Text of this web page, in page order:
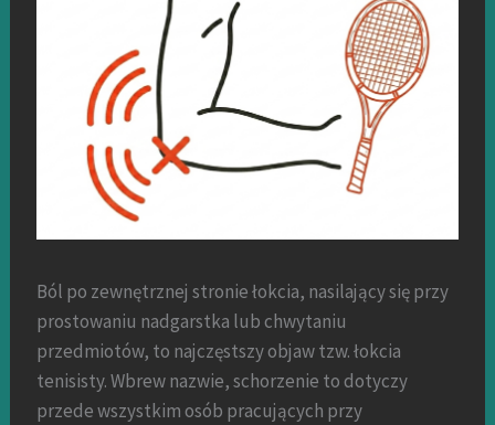
Ból po zewnętrznej stronie łokcia, nasilający się przy
prostowaniu nadgarstka lub chwytaniu
przedmiotów, to najczęstszy objaw tzw. łokcia
tenisisty. Wbrew nazwie, schorzenie to dotyczy
przede wszystkim osób pracujących przy